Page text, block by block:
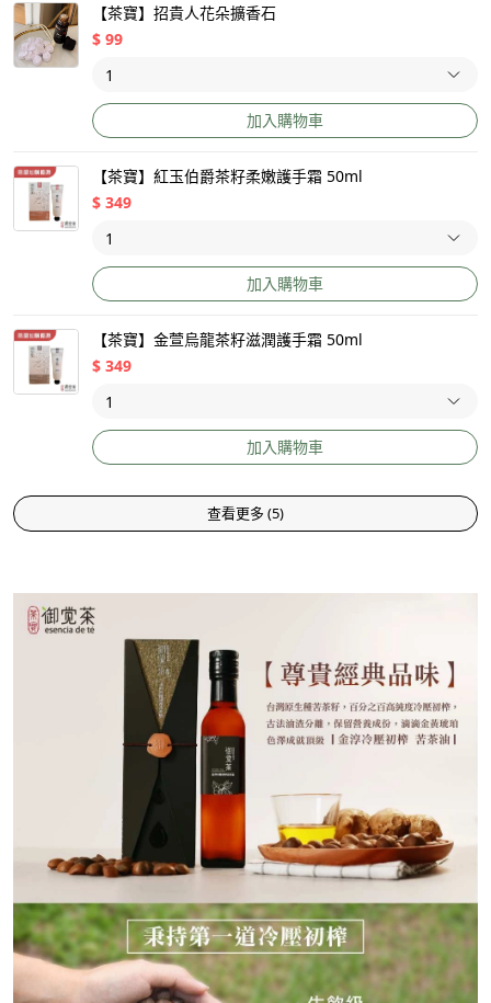
【茶寶】招貴人花朵擴香石
$ 99
加入購物車
【茶寶】紅玉伯爵茶籽柔嫩護手霜 50ml
$ 349
加入購物車
【茶寶】金萱烏龍茶籽滋潤護手霜 50ml
$ 349
加入購物車
查看更多 (5)